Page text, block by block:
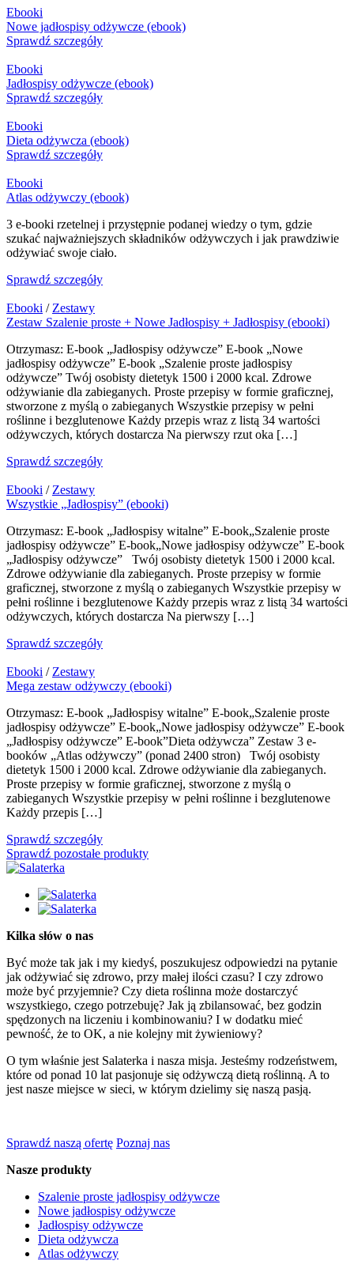
Ebooki
Nowe jadłospisy odżywcze (ebook)
Sprawdź szczegóły
Ebooki
Jadłospisy odżywcze (ebook)
Sprawdź szczegóły
Ebooki
Dieta odżywcza (ebook)
Sprawdź szczegóły
Ebooki
Atlas odżywczy (ebook)
3 e-booki rzetelnej i przystępnie podanej wiedzy o tym, gdzie
szukać najważniejszych składników odżywczych i jak prawdziwie
odżywiać swoje ciało.
Sprawdź szczegóły
Ebooki / Zestawy
Zestaw Szalenie proste + Nowe Jadłospisy + Jadłospisy (ebooki)
Otrzymasz: E-book „Jadłospisy odżywcze” E-book „Nowe
jadłospisy odżywcze” E-book „Szalenie proste jadłospisy
odżywcze” Twój osobisty dietetyk 1500 i 2000 kcal. Zdrowe
odżywianie dla zabieganych. Proste przepisy w formie graficznej,
stworzone z myślą o zabieganych Wszystkie przepisy w pełni
roślinne i bezglutenowe Każdy przepis wraz z listą 34 wartości
odżywczych, których dostarcza Na pierwszy rzut oka […]
Sprawdź szczegóły
Ebooki / Zestawy
Wszystkie „Jadłospisy” (ebooki)
Otrzymasz: E-book „Jadłospisy witalne” E-book„Szalenie proste
jadłospisy odżywcze” E-book„Nowe jadłospisy odżywcze” E-book
„Jadłospisy odżywcze” Twój osobisty dietetyk 1500 i 2000 kcal.
Zdrowe odżywianie dla zabieganych. Proste przepisy w formie
graficznej, stworzone z myślą o zabieganych Wszystkie przepisy w
pełni roślinne i bezglutenowe Każdy przepis wraz z listą 34 wartości
odżywczych, których dostarcza Na pierwszy […]
Sprawdź szczegóły
Ebooki / Zestawy
Mega zestaw odżywczy (ebooki)
Otrzymasz: E-book „Jadłospisy witalne” E-book„Szalenie proste
jadłospisy odżywcze” E-book„Nowe jadłospisy odżywcze” E-book
„Jadłospisy odżywcze” E-book”Dieta odżywcza” Zestaw 3 e-
booków „Atlas odżywczy” (ponad 2400 stron) Twój osobisty
dietetyk 1500 i 2000 kcal. Zdrowe odżywianie dla zabieganych.
Proste przepisy w formie graficznej, stworzone z myślą o
zabieganych Wszystkie przepisy w pełni roślinne i bezglutenowe
Każdy przepis […]
Sprawdź szczegóły
Sprawdź pozostałe produkty
Kilka słów o nas
Być może tak jak i my kiedyś, poszukujesz odpowiedzi na pytanie
jak odżywiać się zdrowo, przy małej ilości czasu? I czy zdrowo
może być przyjemnie? Czy dieta roślinna może dostarczyć
wszystkiego, czego potrzebuję? Jak ją zbilansować, bez godzin
spędzonych na liczeniu i kombinowaniu? I w dodatku mieć
pewność, że to OK, a nie kolejny mit żywieniowy?
O tym właśnie jest Salaterka i nasza misja. Jesteśmy rodzeństwem,
które od ponad 10 lat pasjonuje się odżywczą dietą roślinną. A to
jest nasze miejsce w sieci, w którym dzielimy się naszą pasją.
Sprawdź naszą ofertę Poznaj nas
Nasze produkty
Szalenie proste jadłospisy odżywcze
Nowe jadłospisy odżywcze
Jadłospisy odżywcze
Dieta odżywcza
Atlas odżywczy